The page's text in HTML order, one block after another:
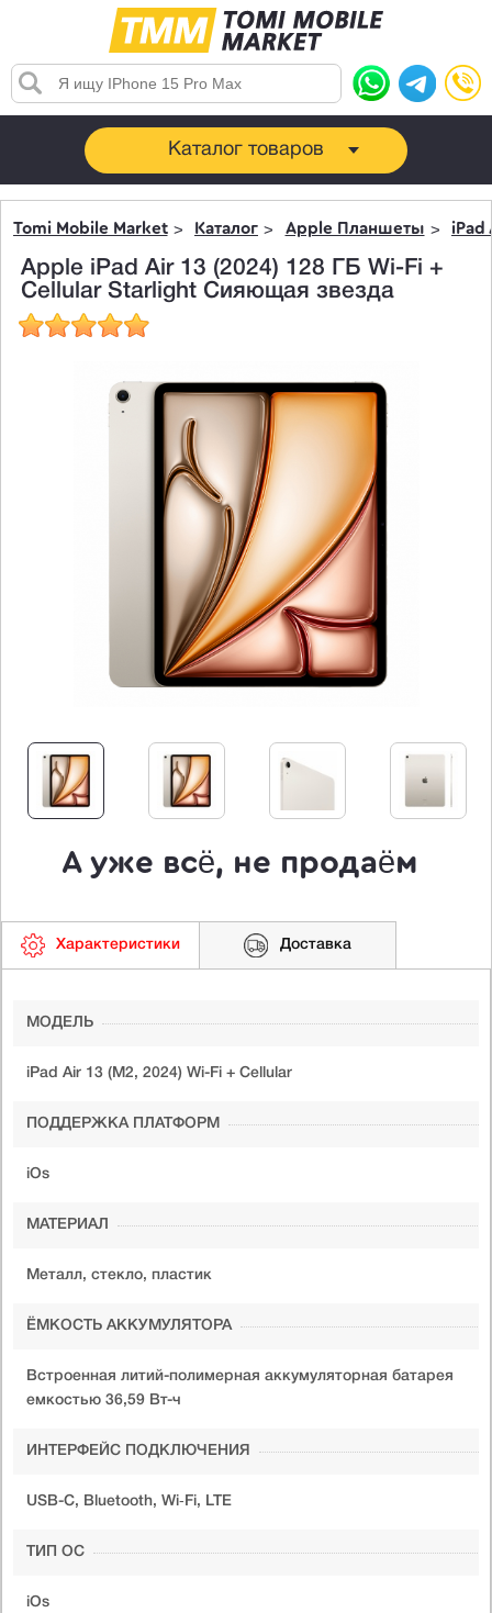
Каталог товаров
Tomi Mobile Market Каталог Apple Планшеты iPad
Apple iPad Air 13 (2024) 128 ГБ Wi-Fi +
Cellular Starlight Сияющая звезда
А уже всё, не продаём
Характеристики Доставка
МОДЕЛЬ
iPad Air 13 (M2, 2024) Wi-Fi + Cellular
ПОДДЕРЖКА ПЛАТФОРМ
iOs
МАТЕРИАЛ
Металл, стекло, пластик
ЁМКОСТЬ АККУМУЛЯТОРА
Встроенная литий-полимерная аккумуляторная батарея
емкостью 36,59 Вт-ч
ИНТЕРФЕЙС ПОДКЛЮЧЕНИЯ
USB-C, Bluetooth, Wi‑Fi, LTE
ТИП ОС
iOs